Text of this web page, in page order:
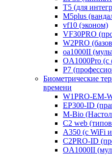
T5 (для
M5plus
vf10 (эконом)
VF30PRO
W2PRO
oa1000II
OA1000Pro (с
P7
Биометрические
времени
W1PRO-EM-
EP300-ID
M-Bio
С2 web
A350 (с WiFi
C2PRO-ID
OA1000II